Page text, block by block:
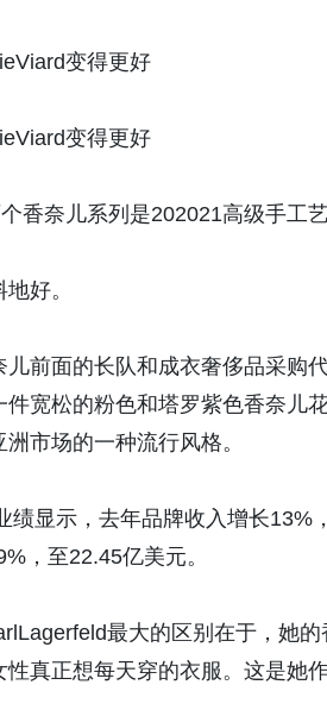
变得更好
变得更好
香奈儿系列是202021高级手工
好。
前面的长队和成衣奢侈品采购
宽松的粉色和塔罗紫色香奈儿
市场的一种流行风格。
绩显示，去年品牌收入增长
，至22.45亿美元。
最大的区别在于，她
性真正想每天穿的衣服。这是她